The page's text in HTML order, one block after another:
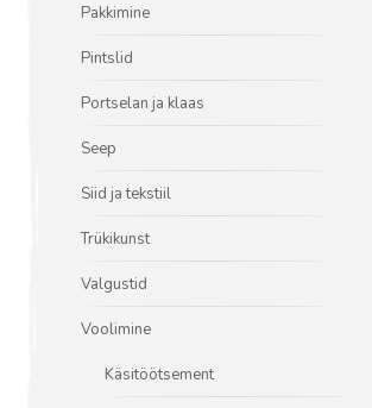
Pakkimine
Pintslid
Portselan ja klaas
Seep
Siid ja tekstiil
Trükikunst
Valgustid
Voolimine
Käsitöötsement